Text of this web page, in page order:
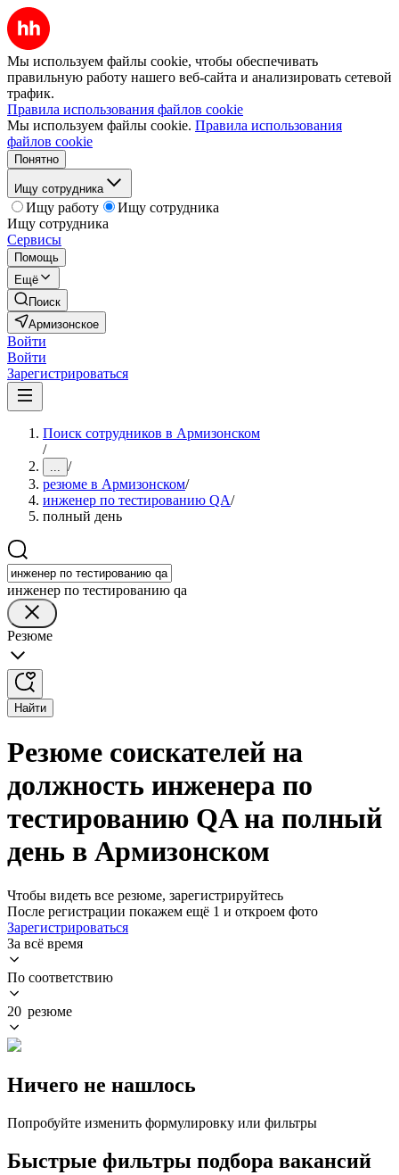
Мы используем файлы cookie, чтобы обеспечивать
правильную работу нашего веб-сайта и анализировать сетевой
трафик.
Правила использования файлов cookie
Мы используем файлы cookie. Правила использования
файлов cookie
Понятно
Ищу сотрудника
Ищу работу
Ищу сотрудника
Ищу сотрудника
Сервисы
Помощь
Ещё
Поиск
Армизонское
Войти
Войти
Зарегистрироваться
Поиск сотрудников в Армизонском
/
... /
резюме в Армизонском/
инженер по тестированию QA/
полный день
инженер по тестированию qa
Резюме
Найти
Резюме соискателей на
должность инженера по
тестированию QA на полный
день в Армизонском
Чтобы видеть все резюме, зарегистрируйтесь
После регистрации покажем ещё 1 и откроем фото
Зарегистрироваться
За всё время
По соответствию
20 резюме
Ничего не нашлось
Попробуйте изменить формулировку или фильтры
Быстрые фильтры подбора вакансий